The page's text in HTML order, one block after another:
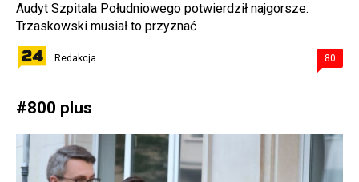
Audyt Szpitala Południowego potwierdził najgorsze.
Trzaskowski musiał to przyznać
Redakcja 80
#800 plus